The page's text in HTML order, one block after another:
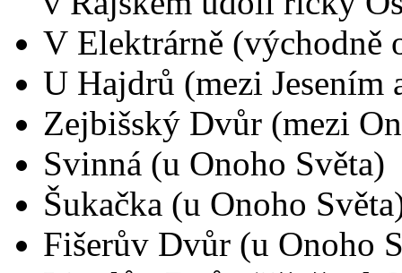
V Elektrárně (východně
U Hajdrů (mezi
Zejbišský Dvůr (mezi
Svinná (u Onoho Světa)
Šukačka (u Onoho
Fišerův Dvůr (u Onoho